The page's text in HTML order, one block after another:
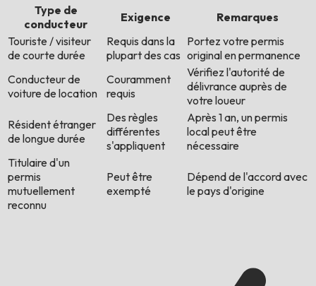
Type de
conducteur
Exigence
Remarques
Touriste / visiteur
de courte durée
Requis dans la
plupart des cas
Portez votre permis
original en permanence
Conducteur de
voiture de location
Couramment
requis
Vérifiez l'autorité de
délivrance auprès de
votre loueur
Résident étranger
de longue durée
Des règles
différentes
s'appliquent
Après 1 an, un permis
local peut être
nécessaire
Titulaire d'un
permis
mutuellement
reconnu
Peut être
exempté
Dépend de l'accord avec
le pays d'origine